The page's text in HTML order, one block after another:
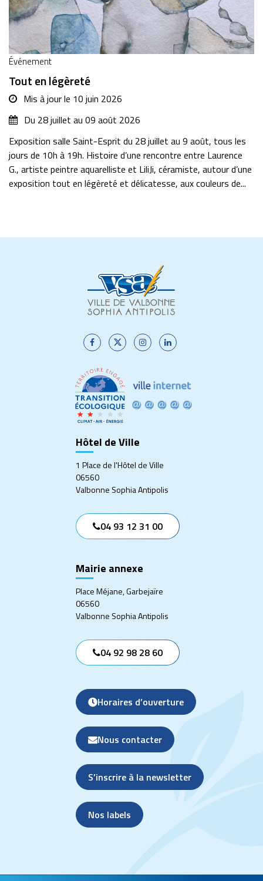
Événement
Tout en légèreté
Mis à jour le 10 juin 2026
Du 28juillet au 09 août 2026
Exposition salle Saint-Esprit du 28 juillet au 9 août, tous les
jours de 10h à 19h. Histoire d’une rencontre entre Laurence
G., artiste peintre aquarelliste et LiliJi, céramiste, autour d’une
exposition tout en légèreté et délicatesse, aux couleurs de...
Lien
le
compte
Facebook
Lien
compte
Twitter
Lien
compte
Lien
compte
Hôtel de Ville
1 Place de l'Hôtel de Ville
06560
Valbonne Sophia Antipolis
04 93 12 31 00
Mairie annexe
Place Méjane, Garbejaïre
06560
Valbonne Sophia Antipolis
04 92 98 28 60
Horaires d’ouverture
Nous contacter
S’inscrire à la newsletter
Nos labels